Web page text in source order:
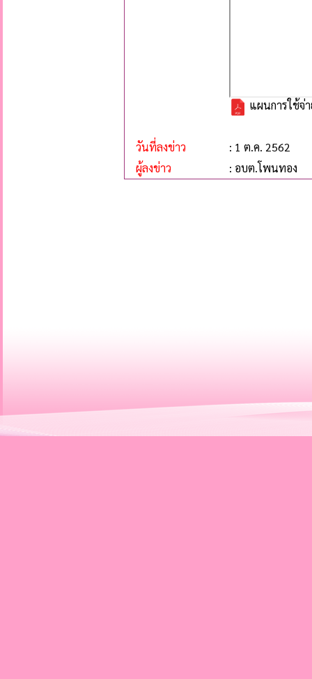
แผนการใช้จ่
วันที่ลงข่าว
: 1 ต.ค. 2562
ผู้ลงข่าว
: อบต.โพนทอง